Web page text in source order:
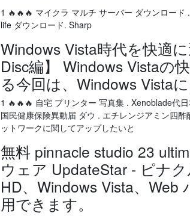
1 🔥🔥🔥 マイクラ マルチ サーバー ダウンロー
life ダウンロード. Sharp
Windows Vista時代を快適
Disc編】 Windows Vistaの
る今回は、Windows Vista
1 🔥🔥🔥 自宅 プリンター 写真集 . Xenoblade代
国民健康保険異動届 ダウ . エチレンジアミン四
ットワークに関してアップしたいと
無料 pinnacle studio 23
ウェア UpdateStar - ピナ
HD、Windows Vista、
用できます。